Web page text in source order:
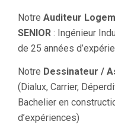
Notre Auditeur
SENIOR : Ingénieur
de 25 années
Notre Dessinateur /
(Dialux, Carrier,
Bachelier en
d’expériences)